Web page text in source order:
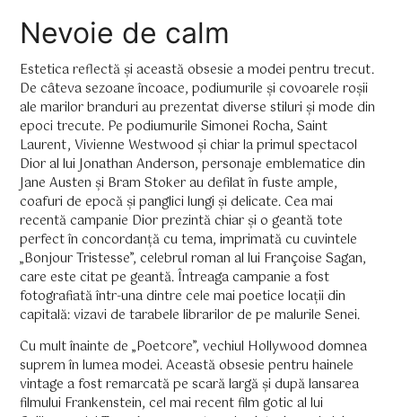
Nevoie de calm
Estetica reflectă și această obsesie a modei pentru trecut.
De câteva sezoane încoace, podiumurile și covoarele roșii
ale marilor branduri au prezentat diverse stiluri și mode din
epoci trecute. Pe podiumurile Simonei Rocha, Saint
Laurent, Vivienne Westwood și chiar la primul spectacol
Dior al lui Jonathan Anderson, personaje emblematice din
Jane Austen și Bram Stoker au defilat în fuste ample,
coafuri de epocă și panglici lungi și delicate. Cea mai
recentă campanie Dior prezintă chiar și o geantă tote
perfect în concordanță cu tema, imprimată cu cuvintele
„Bonjour Tristesse”, celebrul roman al lui Françoise Sagan,
care este citat pe geantă. Întreaga campanie a fost
fotografiată într-una dintre cele mai poetice locații din
capitală: vizavi de tarabele librarilor de pe malurile Senei.
Cu mult înainte de „Poetcore”, vechiul Hollywood domnea
suprem în lumea modei. Această obsesie pentru hainele
vintage a fost remarcată pe scară largă și după lansarea
filmului Frankenstein, cel mai recent film gotic al lui